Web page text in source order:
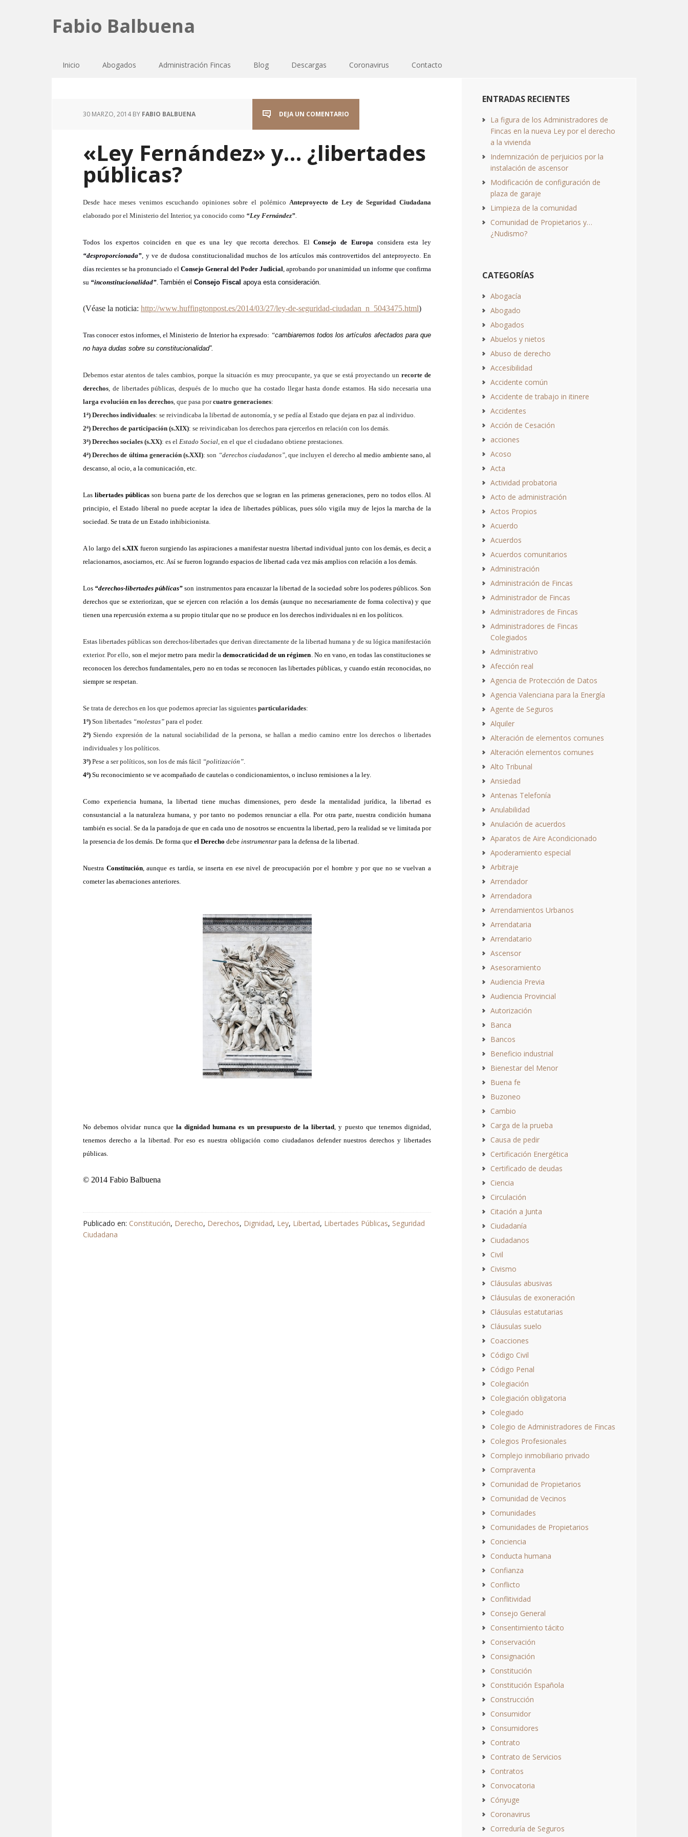
Fabio Balbuena
Inicio Abogados Administración Fincas Blog Descargas Coronavirus Contacto
30 MARZO, 2014BY FABIO BALBUENA DEJA UN COMENTARIO
«Ley Fernández» y… ¿libertades
públicas?
Desde hace meses venimos escuchando opinionessobre el polémicoAnteproyecto de Ley de Seguridad Ciudadana
elaborado por el Ministerio del Interior, ya conocido como “Ley Fernández”.
Todos los expertos coinciden en que es una ley que recorta derechos. ElConsejo de Europa consideraesta ley
“desproporcionada”, y ve de dudosa constitucionalidad muchos de los artículos más controvertidos del anteproyecto. En
días recientes se ha pronunciado el Consejo General del Poder Judicial, aprobando por unanimidad un informe que confirma
su “inconstitucionalidad”. También el Consejo Fiscal apoya esta consideración.
(Véase la noticia: http://www.huffingtonpost.es/2014/03/27/ley-de-seguridad-ciudadan_n_5043475.html)
Tras conocer estos informes, el Ministerio de Interior ha expresado: “cambiaremos todos los artículos afectados para que
no haya dudas sobre su constitucionalidad”.
Debemos estar atentos de tales cambios, porque la situación es muy preocupante, ya que se está proyectando un recorte de
derechos, de libertades públicas, después de lo mucho que ha costado llegar hasta donde estamos. Ha sido necesaria una
larga evolución en los derechos, que pasa porcuatro generaciones:
1ª) Derechos individuales: se reivindicaba la libertad de autonomía, y se pedía al Estado que dejara en paz al individuo.
2ª) Derechos de participación (s.XIX): se reivindicaban los derechos para ejercerlos en relación con los demás.
3ª) Derechos sociales (s.XX): es el Estado Social, en el que el ciudadano obtiene prestaciones.
4ª) Derechos de última generación (s.XXI): son “derechos ciudadanos”, que incluyen el derechoal medio ambiente sano, al
descanso, al ocio, a la comunicación, etc.
Las libertades públicas son buena parte de los derechos que se logran en las primeras generaciones, pero no todos ellos. Al
principio, el Estado liberal no puede aceptar la idea de libertades públicas, pues sólo vigila muy de lejos la marcha de la
sociedad. Se trata de un Estado inhibicionista.
Alo largo dels.XIX fueron surgiendo las aspiraciones a manifestar nuestra libertad individual junto con los demás, es decir,a
relacionarnos, asociarnos, etc.Así se fueron logrando espacios de libertad cada vez más amplios con relación a los demás.
Los “derechos-libertades públicas”son instrumentos para encauzar la libertad de la sociedad sobre los poderes públicos. Son
derechos que se exteriorizan, que se ejercen con relación a los demás (aunque no necesariamente de forma colectiva) yque
tienen una repercusión externa a su propio titular que no se produce en los derechos individuales ni en los políticos.
Estas libertades públicas son derechos-libertades que derivan directamente de la libertad humana y de su lógica manifestación
exterior. Por ello, son el mejor metro para medir la democraticidad de un régimen. No en vano, en todas las constituciones se
reconocen los derechos fundamentales, pero no en todas se reconocen las libertades públicas, y cuando están reconocidas, no
siempre se respetan.
Se trata de derechos en los que podemos apreciar las siguientes particularidades:
1º) Son libertades “molestas” para el poder.
2º)Siendo expresión de la natural sociabilidad de la persona, se hallan a medio camino entre los derechos o libertades
individuales y los políticos.
3º) Pese a ser políticos, son los de más fácil “politización”.
4º) Su reconocimiento se ve acompañado de cautelas o condicionamientos, o incluso remisiones a la ley.
Como experiencia humana, la libertad tiene muchas dimensiones, pero desde la mentalidad jurídica, la libertad es
consustancial a la naturaleza humana, y por tanto no podemos renunciar a ella. Por otra parte, nuestra condición humana
también es social. Se da la paradoja de que en cada uno de nosotros se encuentra la libertad, pero la realidad se ve limitada por
la presencia de los demás. De forma que el Derecho debe instrumentar para la defensa de la libertad.
Nuestra Constitución, aunque es tardía, se inserta en ese nivel de preocupación por el hombre y por que no se vuelvan a
cometer las aberraciones anteriores.
No debemos olvidar nunca que la dignidad humana es un presupuesto de la libertad ,y puesto que tenemos dignidad,
tenemos derecho a la libertad.Por eso es nuestra obligación como ciudadanos defender nuestros derechos y libertades
públicas.
© 2014 Fabio Balbuena
Publicado en: Constitución, Derecho, Derechos, Dignidad, Ley, Libertad, Libertades Públicas, Seguridad
Ciudadana
ENTRADAS RECIENTES
La figura de los Administradores de
Fincas en la nueva Ley por el derecho
a la vivienda
Indemnización de perjuicios por la
instalación de ascensor
Modificación de configuración de
plaza de garaje
Limpieza de la comunidad
Comunidad de Propietarios y…
¿Nudismo?
CATEGORÍAS
Abogacía
Abogado
Abogados
Abuelos y nietos
Abuso de derecho
Accesibilidad
Accidente común
Accidente de trabajo in itinere
Accidentes
Acción de Cesación
acciones
Acoso
Acta
Actividad probatoria
Acto de administración
Actos Propios
Acuerdo
Acuerdos
Acuerdos comunitarios
Administración
Administración de Fincas
Administrador de Fincas
Administradores de Fincas
Administradores de Fincas
Colegiados
Administrativo
Afección real
Agencia de Protección de Datos
Agencia Valenciana para la Energía
Agente de Seguros
Alquiler
Alteración de elementos comunes
Alteración elementos comunes
Alto Tribunal
Ansiedad
Antenas Telefonía
Anulabilidad
Anulación de acuerdos
Aparatos de Aire Acondicionado
Apoderamiento especial
Arbitraje
Arrendador
Arrendadora
Arrendamientos Urbanos
Arrendataria
Arrendatario
Ascensor
Asesoramiento
Audiencia Previa
Audiencia Provincial
Autorización
Banca
Bancos
Beneficio industrial
Bienestar del Menor
Buena fe
Buzoneo
Cambio
Carga de la prueba
Causa de pedir
Certificación Energética
Certificado de deudas
Ciencia
Circulación
Citación a Junta
Ciudadanía
Ciudadanos
Civil
Civismo
Cláusulas abusivas
Cláusulas de exoneración
Cláusulas estatutarias
Cláusulas suelo
Coacciones
Código Civil
Código Penal
Colegiación
Colegiación obligatoria
Colegiado
Colegio de Administradores de Fincas
Colegios Profesionales
Complejo inmobiliario privado
Compraventa
Comunidad de Propietarios
Comunidad de Vecinos
Comunidades
Comunidades de Propietarios
Conciencia
Conducta humana
Confianza
Conflicto
Conflitividad
Consejo General
Consentimiento tácito
Conservación
Consignación
Constitución
Constitución Española
Construcción
Consumidor
Consumidores
Contrato
Contrato de Servicios
Contratos
Convocatoria
Cónyuge
Coronavirus
Correduría de Seguros